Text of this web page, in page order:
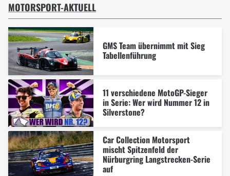
MOTORSPORT-AKTUELL
GMS Team übernimmt mit Sieg
Tabellenführung
11 verschiedene MotoGP-Sieger
in Serie: Wer wird Nummer 12 in
Silverstone?
Car Collection Motorsport
mischt Spitzenfeld der
Nürburgring Langstrecken-Serie
auf